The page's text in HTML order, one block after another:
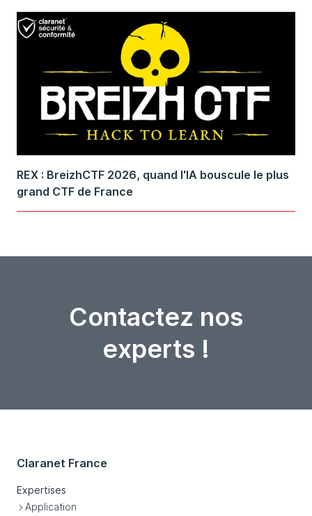
REX : BreizhCTF 2026, quand l'IA bouscule le plus
grand CTF de France
Contactez nos
experts !
Claranet France
Expertises
Application